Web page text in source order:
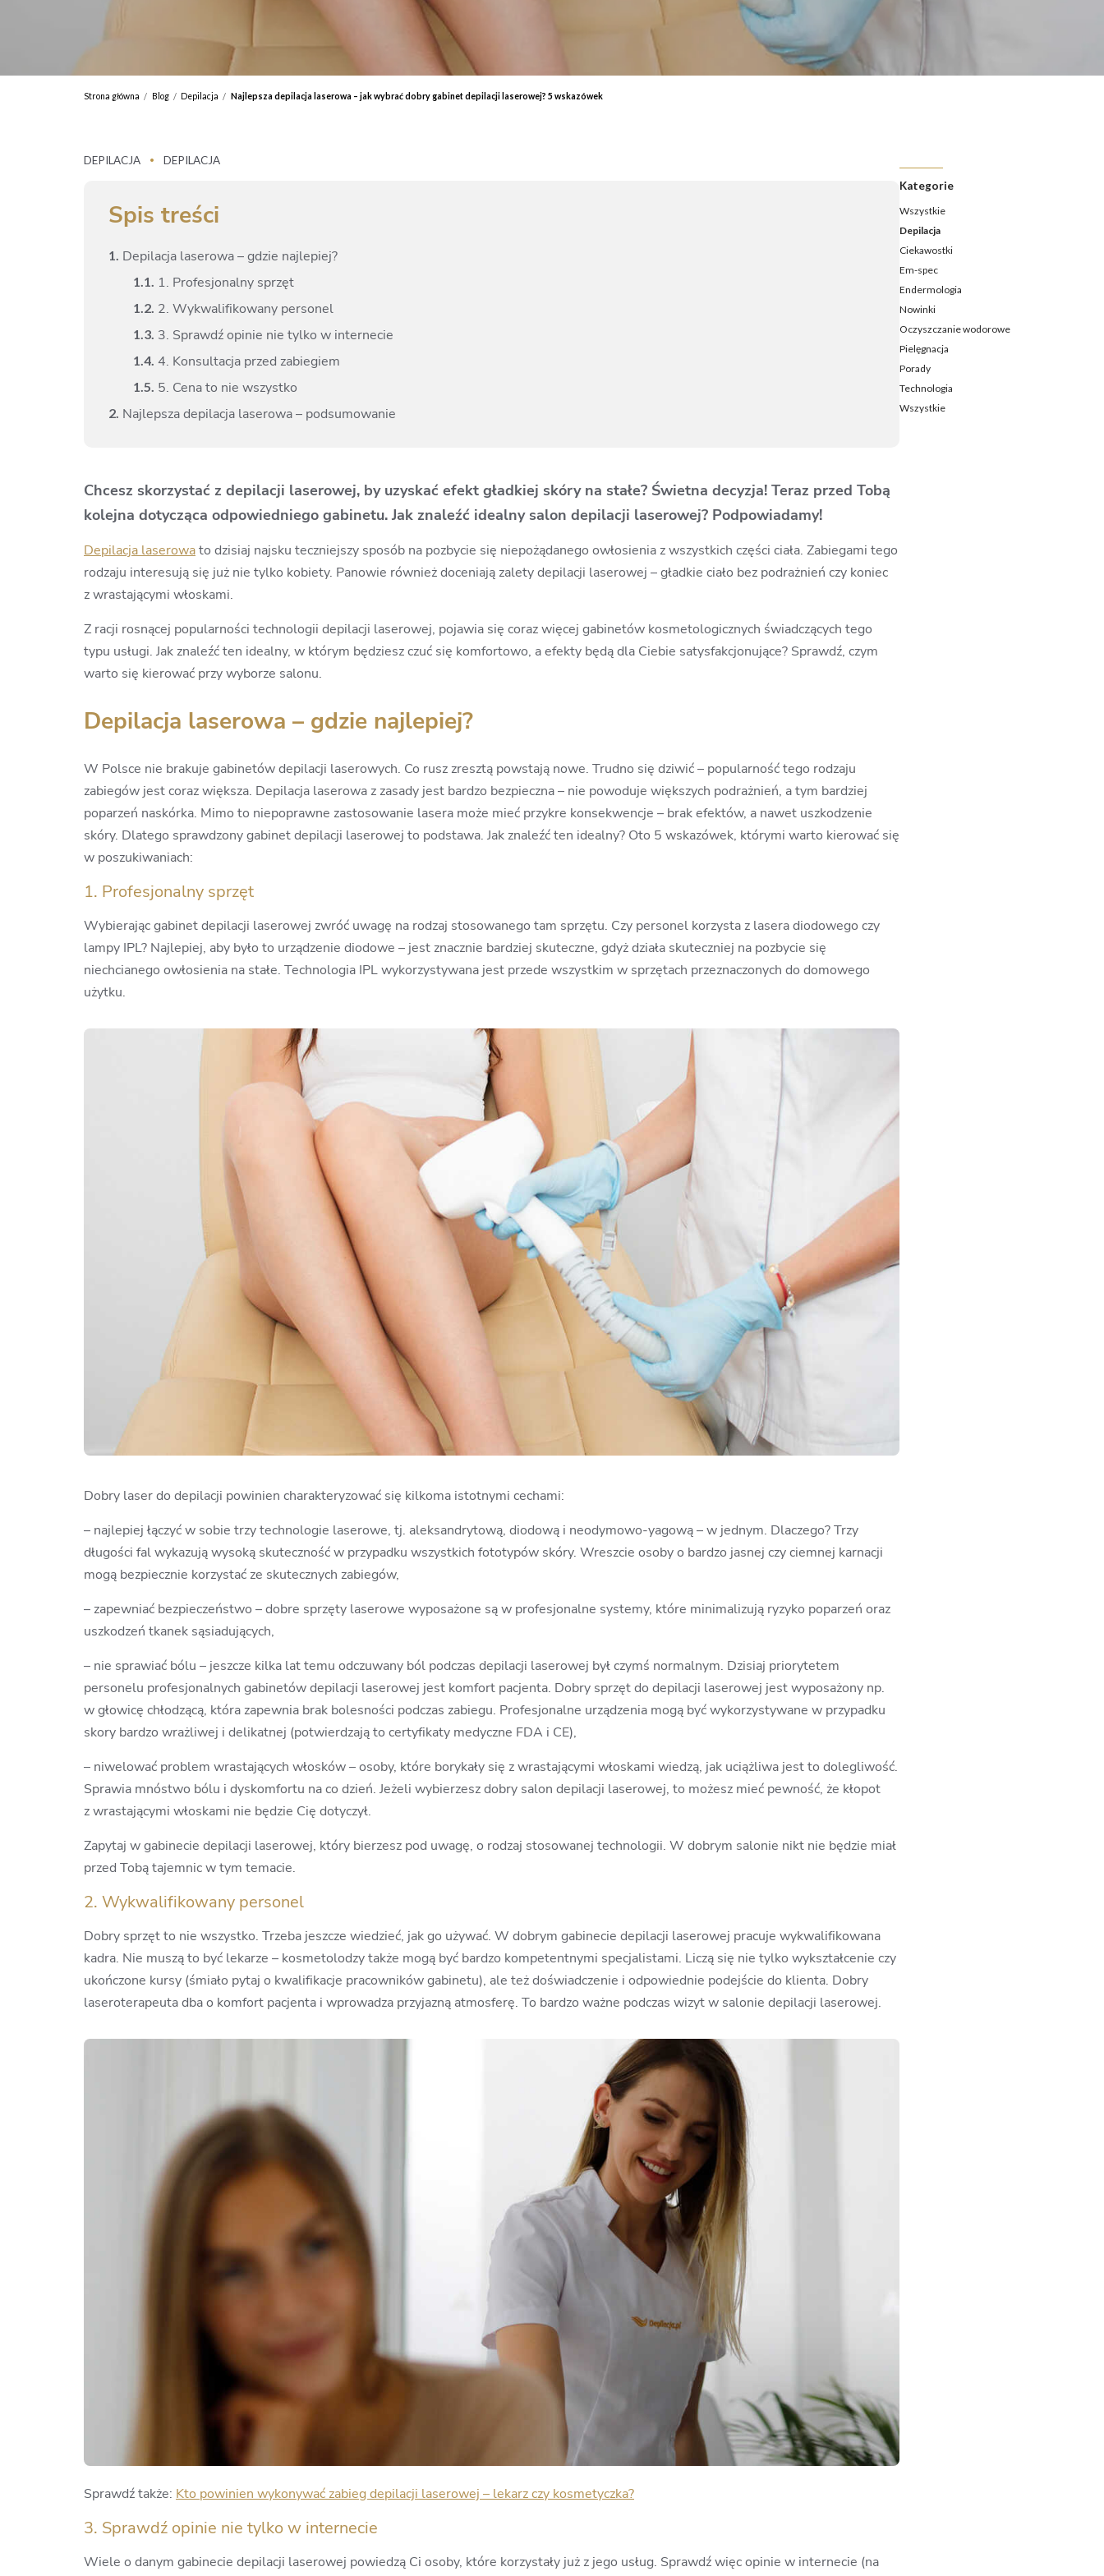
Elektrostymulacja mięśni - efekty, które przekonają Cię do
Endermologia – przeciwwskazania, o których warto wiedzieć
Laser aleksandrytowy czy diodowy? Porównanie
Endermologia - jak często należy ją wykonywać?
Endermologia przed i po – jakie efekty ujędrnienia i wysmuklenia
ud możesz osiągnąć?
Endermologia – ile zabiegów potrzeba, aby zobaczyć efekty?
Strona główna / Blog / Depilacja / Najlepsza depilacja laserowa – jak wybrać dobry gabinet depilacji laserowej? 5 wskazówek
DEPILACJA • DEPILACJA
Spis treści
1. Depilacja laserowa – gdzie najlepiej?
1. 1. 1. Profesjonalny sprzęt
1. 2. 2. Wykwalifikowany personel
1. 3. 3. Sprawdź opinie nie tylko w internecie
1. 4. 4. Konsultacja przed zabiegiem
1. 5. 5. Cena to nie wszystko
2. Najlepsza depilacja laserowa – podsumowanie
Chcesz skorzystać z depilacji laserowej, by uzyskać efekt gładkiej skóry na stałe? Świetna decyzja! Teraz przed Tobą
kolejna dotycząca odpowiedniego gabinetu. Jak znaleźć idealny salon depilacji laserowej? Podpowiadamy!
Depilacja laserowato dzisiaj najsku teczniejszy sposób na pozbycie się niepożądanego owłosienia z wszystkich części ciała. Zabiegami tego
rodzaju interesują się już nie tylko kobiety. Panowie również doceniają zalety depilacji laserowej – gładkie ciało bez podrażnień czy koniec
z wrastającymi włoskami.
Z racji rosnącej popularności technologii depilacji laserowej, pojawia się coraz więcej gabinetów kosmetologicznych świadczących tego
typu usługi. Jak znaleźć ten idealny, w którym będziesz czuć się komfortowo, a efekty będą dla Ciebie satysfakcjonujące? Sprawdź, czym
warto się kierować przy wyborze salonu.
Depilacja laserowa – gdzie najlepiej?
W Polsce nie brakuje gabinetów depilacji laserowych. Co rusz zresztą powstają nowe. Trudno się dziwić – popularność tego rodzaju
zabiegów jest coraz większa. Depilacja laserowa z zasady jest bardzo bezpieczna – nie powoduje większych podrażnień, a tym bardziej
poparzeń naskórka. Mimo to niepoprawne zastosowanie lasera może mieć przykre konsekwencje – brak efektów, a nawet uszkodzenie
skóry. Dlatego sprawdzony gabinet depilacji laserowej to podstawa. Jak znaleźć ten idealny? Oto 5 wskazówek, którymi warto kierować się
w poszukiwaniach:
1. Profesjonalny sprzęt
Wybierając gabinet depilacji laserowej zwróć uwagę na rodzaj stosowanego tam sprzętu. Czy personel korzysta z lasera diodowego czy
lampy IPL? Najlepiej, aby było to urządzenie diodowe – jest znacznie bardziej skuteczne, gdyż działa skuteczniej na pozbycie się
niechcianego owłosienia na stałe. Technologia IPL wykorzystywana jest przede wszystkim w sprzętach przeznaczonych do domowego
użytku.
Dobry laser do depilacji powinien charakteryzować się kilkoma istotnymi cechami:
– najlepiej łączyć w sobie trzy technologie laserowe, tj. aleksandrytową, diodową i neodymowo-yagową – w jednym. Dlaczego? Trzy
długości fal wykazują wysoką skuteczność w przypadku wszystkich fototypów skóry. Wreszcie osoby o bardzo jasnej czy ciemnej karnacji
mogą bezpiecznie korzystać ze skutecznych zabiegów,
– zapewniać bezpieczeństwo – dobre sprzęty laserowe wyposażone są w profesjonalne systemy, które minimalizują ryzyko poparzeń oraz
uszkodzeń tkanek sąsiadujących,
– nie sprawiać bólu – jeszcze kilka lat temu odczuwany ból podczas depilacji laserowej był czymś normalnym. Dzisiaj priorytetem
personelu profesjonalnych gabinetów depilacji laserowej jest komfort pacjenta. Dobry sprzęt do depilacji laserowej jest wyposażony np.
w głowicę chłodzącą, która zapewnia brak bolesności podczas zabiegu. Profesjonalne urządzenia mogą być wykorzystywane w przypadku
skory bardzo wrażliwej i delikatnej (potwierdzają to certyfikaty medyczne FDA i CE),
– niwelować problem wrastających włosków– osoby, które borykały się z wrastającymi włoskami wiedzą, jak uciążliwa jest to dolegliwość.
Sprawia mnóstwo bólu i dyskomfortu na co dzień. Jeżeli wybierzesz dobry salon depilacji laserowej, to możesz mieć pewność, że kłopot
z wrastającymi włoskami nie będzie Cię dotyczył.
Zapytaj w gabinecie depilacji laserowej, który bierzesz pod uwagę, o rodzaj stosowanej technologii. W dobrym salonie nikt nie będzie miał
przed Tobą tajemnic w tym temacie.
2. Wykwalifikowany personel
Dobry sprzęt to nie wszystko. Trzeba jeszcze wiedzieć, jak go używać. W dobrym gabinecie depilacji laserowej pracuje wykwalifikowana
kadra. Nie muszą to być lekarze – kosmetolodzy także mogą być bardzo kompetentnymi specjalistami. Liczą się nie tylko wykształcenie czy
ukończone kursy (śmiało pytaj o kwalifikacje pracowników gabinetu), ale też doświadczenie i odpowiednie podejście do klienta. Dobry
laseroterapeuta dba o komfort pacjenta i wprowadza przyjazną atmosferę. To bardzo ważne podczas wizyt w salonie depilacji laserowej.
Sprawdź także: Kto powinien wykonywać zabieg depilacji laserowej – lekarz czy kosmetyczka?
3. Sprawdź opinie nie tylko w internecie
Wiele o danym gabinecie depilacji laserowej powiedzą Ci osoby, które korzystały już z jego usług. Sprawdź więc opinie w internecie (na
Kategorie
Wszystkie
Depilacja
Ciekawostki
Em-spec
Endermologia
Nowinki
Oczyszczanie wodorowe
Pielęgnacja
Porady
Technologia
Wszystkie